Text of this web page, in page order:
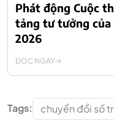
Phát động Cuộc
tảng tư tưởng
2026
ĐỌC NGAY
Tags: chuyển đổi số